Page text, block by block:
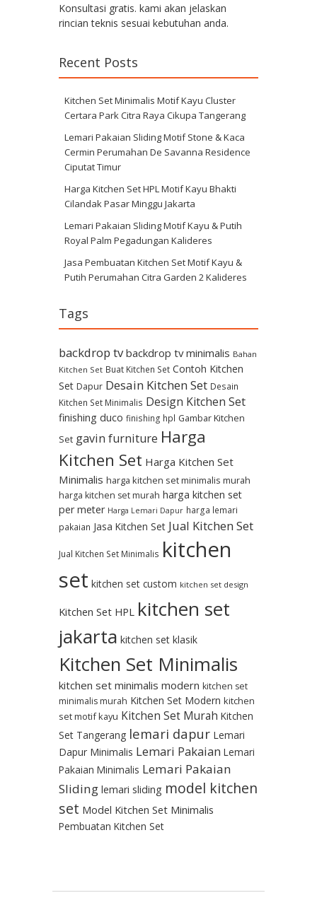
Konsultasi gratis. kami akan jelaskan
rincian teknis sesuai kebutuhan anda.
Recent Posts
Kitchen Set Minimalis Motif Kayu Cluster
Certara Park Citra Raya Cikupa Tangerang
Lemari Pakaian Sliding Motif Stone & Kaca
Cermin Perumahan De Savanna Residence
Ciputat Timur
Harga Kitchen Set HPL Motif Kayu Bhakti
Cilandak Pasar Minggu Jakarta
Lemari Pakaian Sliding Motif Kayu & Putih
Royal Palm Pegadungan Kalideres
Jasa Pembuatan Kitchen Set Motif Kayu &
Putih Perumahan Citra Garden 2 Kalideres
Tags
backdrop tv backdrop tv minimalis Bahan
Kitchen Set Buat Kitchen Set Contoh Kitchen
Set Dapur Desain Kitchen Set Desain
Kitchen Set Minimalis Design Kitchen Set
finishing duco finishing hpl Gambar Kitchen
Set gavin furniture Harga
Kitchen Set Harga Kitchen Set
Minimalis harga kitchen set minimalis murah
harga kitchen set murah harga kitchen set
per meter Harga Lemari Dapur harga lemari
pakaian Jasa Kitchen Set Jual Kitchen Set
Jual Kitchen Set Minimalis kitchen
set kitchen set custom kitchen set design
Kitchen Set HPL kitchen set
jakarta kitchen set klasik
Kitchen Set Minimalis
kitchen set minimalis modern kitchen set
minimalis murah Kitchen Set Modern kitchen
set motif kayu Kitchen Set Murah Kitchen
Set Tangerang lemari dapur Lemari
Dapur Minimalis Lemari Pakaian Lemari
Pakaian Minimalis Lemari Pakaian
Sliding lemari sliding model kitchen
set Model Kitchen Set Minimalis
Pembuatan Kitchen Set